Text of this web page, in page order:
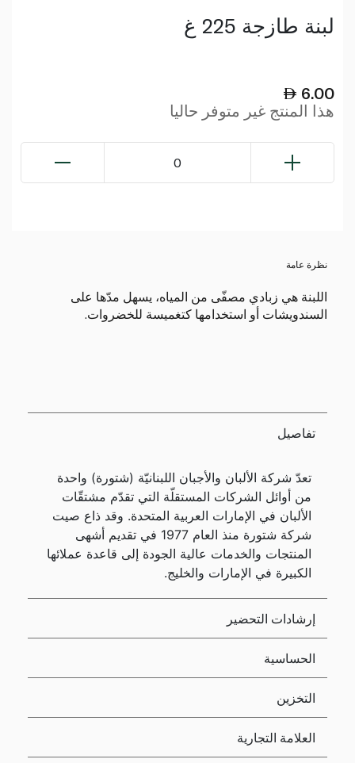
لبنة طازجة 225 غ
6.00
هذا المنتج غير متوفر حاليا
0
نظرة عامة
اللبنة هي زبادي مصفّى من المياه، يسهل مدّها على
السندويشات أو استخدامها كتغميسة للخضروات.
تفاصيل
تعدّ شركة الألبان والأجبان اللبنانيّة (شتورة) واحدة
من أوائل الشركات المستقلّة التي تقدّم مشتقّات
الألبان في الإمارات العربية المتحدة. وقد ذاع صيت
شركة شتورة منذ العام 1977 في تقديم أشهى
المنتجات والخدمات عالية الجودة إلى قاعدة عملائها
الكبيرة في الإمارات والخليج.
إرشادات التحضير
الحساسية
التخزين
العلامة التجارية